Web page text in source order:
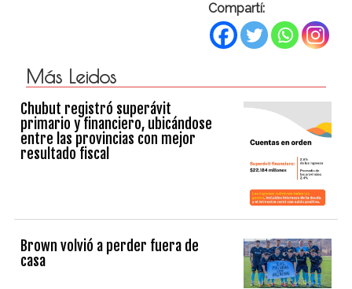
Compartí:
Más Leidos
Chubut registró superávit
primario y financiero, ubicándose
entre las provincias con mejor
resultado fiscal
Brown volvió a perder fuera de
casa